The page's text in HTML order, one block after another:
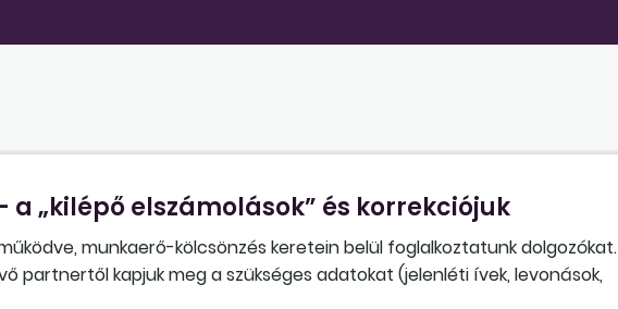
„kilépő elszámolások” és korrekciójuk
munkaerő-kölcsönzés keretein belül foglalkoztatunk dolgozókat.
partnertől kapjuk meg a szükséges adatokat (jelenléti ívek, levonások,
a kilépőbér utalásakor, a kilépőpapírok kiadásakor mindig